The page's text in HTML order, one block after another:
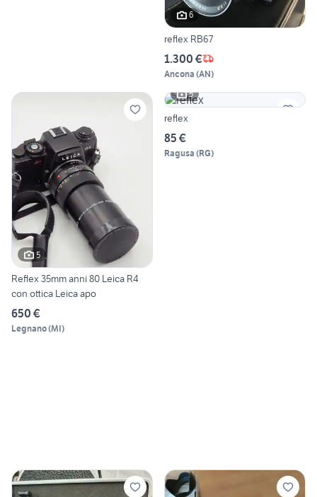
6
reflex RB67
1.300 €
Ancona (AN)
5
Reflex 35mm anni 80 Leica R4
con ottica Leica apo
650 €
Legnano(MI)
5
reflex
85 €
Ragusa (RG)